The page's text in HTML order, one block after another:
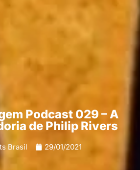
Podcast 029 – A
de Philip Rivers
Brasil 29/01/2021